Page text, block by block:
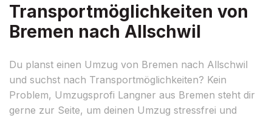
Transportmöglichkeiten von
Bremen nach Allschwil
Du planst einen Umzug von Bremen nach Allschwil
und suchst nach Transportmöglichkeiten? Kein
Problem, Umzugsprofi Langner aus Bremen steht dir
gerne zur Seite, um deinen Umzug stressfrei und